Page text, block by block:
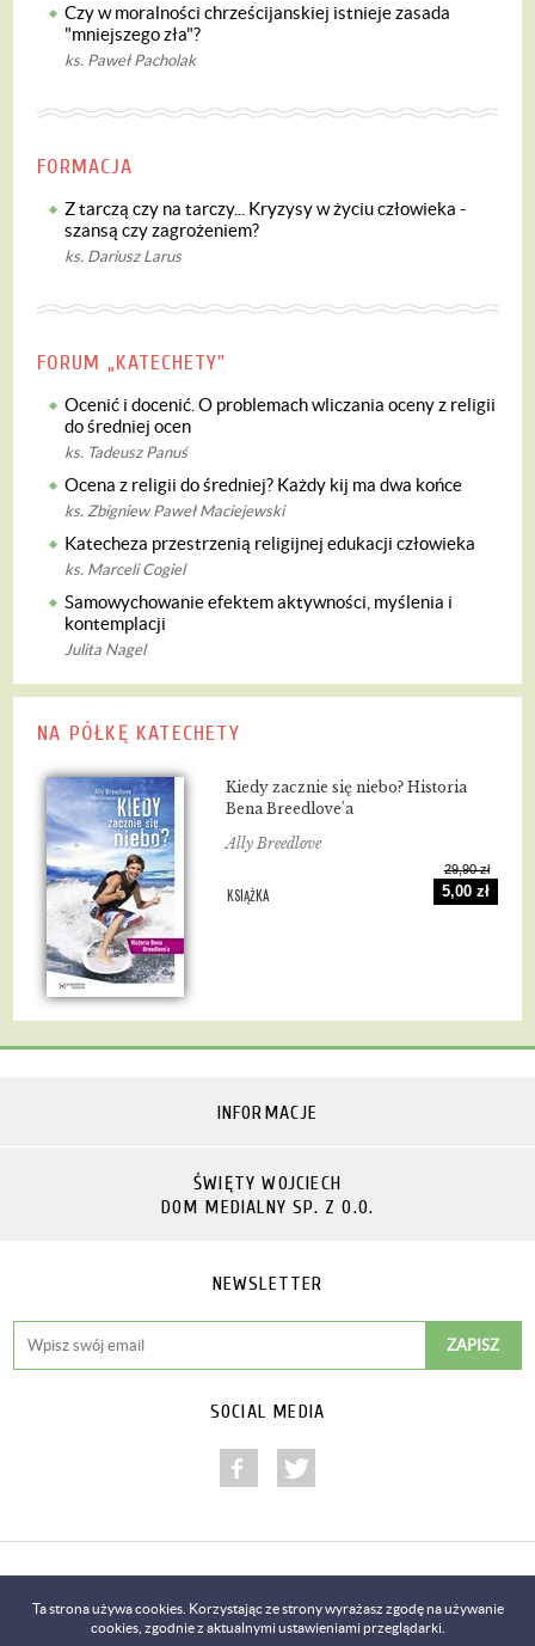
Czy w moralności chrześcijanskiej istnieje zasada
"mniejszego zła"?
ks. Paweł Pacholak
FORMACJA
Z tarczą czy na tarczy... Kryzysy w życiu człowieka -
szansą czy zagrożeniem?
ks. Dariusz Larus
FORUM „KATECHETY"
Ocenić i docenić. O problemach wliczania oceny z religii
do średniej ocen
ks. Tadeusz Panuś
Ocena z religii do średniej? Każdy kij ma dwa końce
ks. Zbigniew Paweł Maciejewski
Katecheza przestrzenią religijnej edukacji człowieka
ks. Marceli Cogiel
Samowychowanie efektem aktywności, myślenia i
kontemplacji
Julita Nagel
NA PÓŁKĘ KATECHETY
Kiedy zacznie się niebo? Historia
Bena Breedlove'a
Ally Breedlove
KSIĄŻKA
29,90 zł
5,00 zł
INFORMACJE
ŚWIĘTY WOJCIECH
DOM MEDIALNY SP. Z O.O.
NEWSLETTER
SOCIAL MEDIA
Copyright © 2014-2018
Ta strona używa cookies. Korzystając ze strony wyrażasz zgodę na używanie
cookies, zgodnie z aktualnymi ustawieniami przeglądarki.